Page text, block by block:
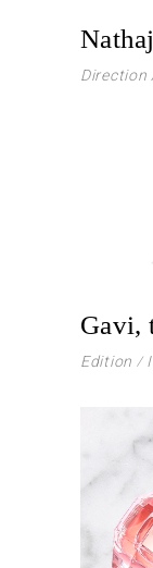
Direction
Gavi,
Edition